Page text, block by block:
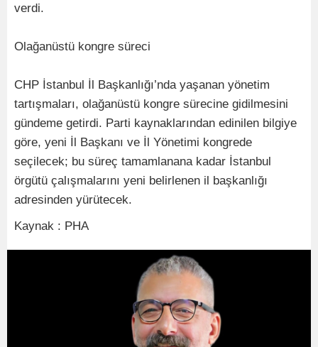
verdi.
Olağanüstü kongre süreci
CHP İstanbul İl Başkanlığı’nda yaşanan yönetim
tartışmaları, olağanüstü kongre sürecine gidilmesini
gündeme getirdi. Parti kaynaklarından edinilen bilgiye
göre, yeni İl Başkanı ve İl Yönetimi kongrede
seçilecek; bu süreç tamamlanana kadar İstanbul
örgütü çalışmalarını yeni belirlenen il başkanlığı
adresinden yürütecek.
Kaynak : PHA